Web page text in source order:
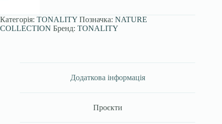
Категорія: TONALITY Позначка: NATURE
COLLECTION Бренд: TONALITY
Додаткова інформація
Проєкти